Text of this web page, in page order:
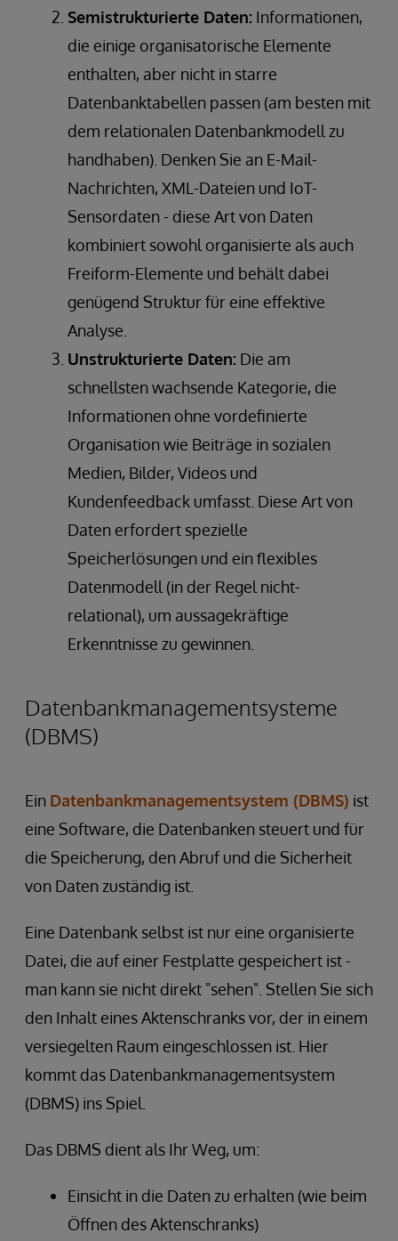
Semistrukturierte Daten: Informationen,
die einige organisatorische Elemente
enthalten, aber nicht in starre
Datenbanktabellen passen (am besten mit
dem relationalen Datenbankmodell zu
handhaben). Denken Sie an E-Mail-
Nachrichten, XML-Dateien und IoT-
Sensordaten - diese Art von Daten
kombiniert sowohl organisierte als auch
Freiform-Elemente und behält dabei
genügend Struktur für eine effektive
Analyse.
Unstrukturierte Daten: Die am
schnellsten wachsende Kategorie, die
Informationen ohne vordefinierte
Organisation wie Beiträge in sozialen
Medien, Bilder, Videos und
Kundenfeedback umfasst. Diese Art von
Daten erfordert spezielle
Speicherlösungen und ein flexibles
Datenmodell (in der Regel nicht-
relational), um aussagekräftige
Erkenntnisse zu gewinnen.
Datenbankmanagementsysteme
(DBMS)
Ein Datenbankmanagementsystem (DBMS) ist
eine Software, die Datenbanken steuert und für
die Speicherung, den Abruf und die Sicherheit
von Daten zuständig ist.
Eine Datenbank selbst ist nur eine organisierte
Datei, die auf einer Festplatte gespeichert ist -
man kann sie nicht direkt "sehen". Stellen Sie sich
den Inhalt eines Aktenschranks vor, der in einem
versiegelten Raum eingeschlossen ist. Hier
kommt das Datenbankmanagementsystem
(DBMS) ins Spiel.
Das DBMS dient als Ihr Weg, um:
Einsicht in die Daten zu erhalten (wie beim
Öffnen des Aktenschranks)